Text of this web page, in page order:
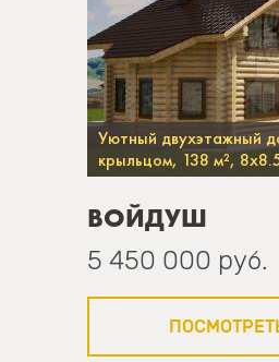
Уютный двухэтажный
крыльцом, 138 м²,
ВОЙДУШ
5 450 000 руб.